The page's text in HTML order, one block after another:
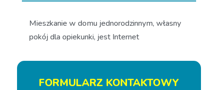
Mieszkanie w domu jednorodzinnym, własny
pokój dla opiekunki, jest Internet
FORMULARZ KONTAKTOWY